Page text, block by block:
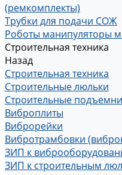
(ремкомплекты)
Трубки для подачи СОЖ
Роботы манипуляторы
Строительная техника
Назад
Строительная техника
Строительные люльки
Строительные
Виброплиты
Виброрейки
Вибротрамбовки
ЗИП к
ЗИП к строительным